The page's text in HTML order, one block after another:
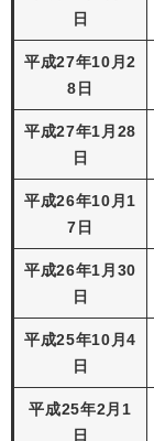
日
平成27年10月2
8日
平成27年1月28
日
平成26年10月1
7日
平成26年1月30
日
平成25年10月4
日
平成25年2月1
日